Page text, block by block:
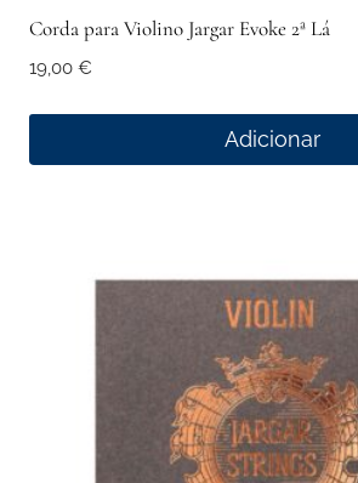
Corda para Violino Jargar Evoke 2ª Lá
19,00 €
Adicionar